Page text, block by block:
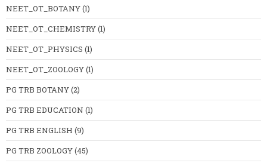
NEET_OT_BOTANY(1)
NEET_OT_CHEMISTRY(1)
NEET_OT_PHYSICS (1)
NEET_OT_ZOOLOGY(1)
PG TRB BOTANY(2)
PG TRB EDUCATION (1)
PG TRB ENGLISH (9)
PG TRB ZOOLOGY(45)